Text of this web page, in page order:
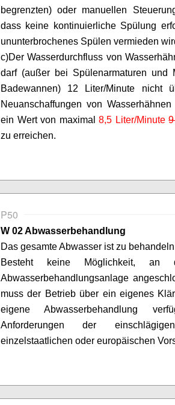
begrenzten) oder manuellen
dass keine kontinuierliche Spülung
ununterbrochenes Spülen vermieden
c)Der Wasserdurchfluss von
darf (außer bei Spülenarmaturen und
Badewannen) 12 Liter/Minute nicht
Neuanschaffungen von
ein Wert von maximal8,5 Liter/Minute
zu erreichen.
P50
W 02 Abwasserbehandlung
Das gesamte Abwasser ist zu
Besteht keine Möglichkeit, an
Abwasserbehandlungsanlage
muss der Betrieb über ein eigenes
eigene Abwasserbehandlung
Anforderungen der
einzelstaatlichen oder europäischen